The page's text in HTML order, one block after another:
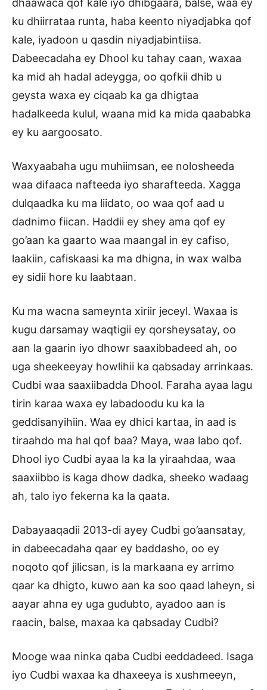
ku dhiirrataa runta, haba keento niyadjabka qof
kale, iyadoon u qasdin niyadjabintiisa.
Dabeecadaha ey Dhool ku tahay caan, waxaa
ka mid ah hadal adeygga, oo qofkii dhib u
geysta waxa ey ciqaab ka ga dhigtaa
hadalkeeda kulul, waana mid ka mida qaababka
ey ku aargoosato.
Waxyaabaha ugu muhiimsan, ee nolosheeda
waa difaaca nafteeda iyo sharafteeda. Xagga
dulqaadka ku ma liidato, oo waa qof aad u
dadnimo fiican. Haddii ey shey ama qof ey
go’aan ka gaarto waa maangal in ey cafiso,
laakiin, cafiskaasi ka ma dhigna, in wax walba
ey sidii hore ku laabtaan.
Ku ma wacna sameynta xiriir jeceyl. Waxaa is
kugu darsamay waqtigii ey qorsheysatay, oo
aan la gaarin iyo dhowr saaxibbadeed ah, oo
uga sheekeeyay howlihii ka qabsaday arrinkaas.
Cudbi waa saaxiibadda Dhool. Faraha ayaa lagu
tirin karaa waxa ey labadoodu ku ka la
geddisanyihiin. Waa ey dhici kartaa, in aad is
tiraahdo ma hal qof baa? Maya, waa labo qof.
Dhool iyo Cudbi ayaa la ka la yiraahdaa, waa
saaxiibbo is kaga dhow dadka, sheeko wadaag
ah, talo iyo fekerna ka la qaata.
Dabayaaqadii 2013-di ayey Cudbi go’aansatay,
in dabeecadaha qaar ey baddasho, oo ey
noqoto qof jilicsan, is la markaana ey arrimo
qaar ka dhigto, kuwo aan ka soo qaad laheyn, si
aayar ahna ey uga gudubto, ayadoo aan is
raacin, balse, maxaa ka qabsaday Cudbi?
Mooge waa ninka qaba Cudbi eeddadeed. Isaga
iyo Cudbi waxaa ka dhaxeeya is xushmeeyn,